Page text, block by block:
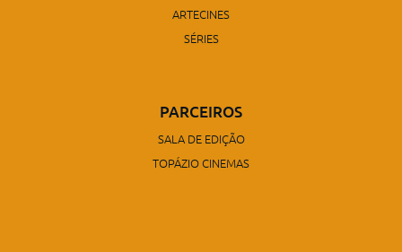
ARTECINES
SÉRIES
PARCEIROS
SALA DE EDIÇÃO
TOPÁZIO CINEMAS